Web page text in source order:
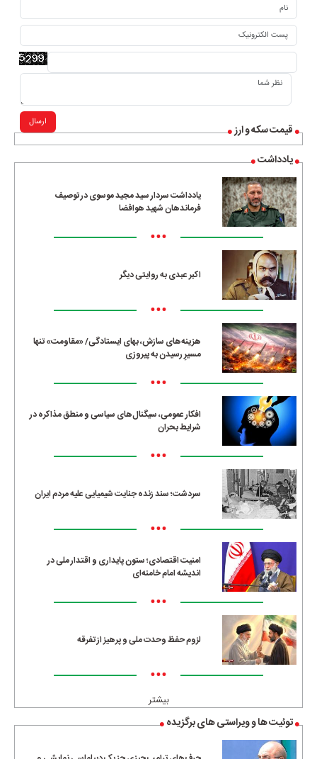
قیمت سکه و ارز
یادداشت
یادداشت سردار سید مجید موسوی در توصیف
فرماندهان شهید هوافضا
•••
اکبر عبدی به روایتی دیگر
•••
هزینه‌های سازش، بهای ایستادگی/ «مقاومت» تنها
مسیرِ رسیدن به پیروزی
•••
افکار عمومی، سیگنال‌های سیاسی و منطق مذاکره در
شرایط بحران
•••
سردشت؛ سند زنده جنایت شیمیایی علیه مردم ایران
•••
امنیت اقتصادی؛ ستون پایداری و اقتدار ملی در
اندیشه امام خامنه‌ای
•••
لزوم حفظ وحدت ملی و پرهیز از تفرقه
•••
بیشتر
توئیت ها و ویراستی های برگزیده
ارسال